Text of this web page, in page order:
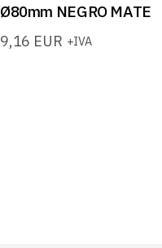
Ø80mm NEGRO MATE
9,16 EUR +IVA